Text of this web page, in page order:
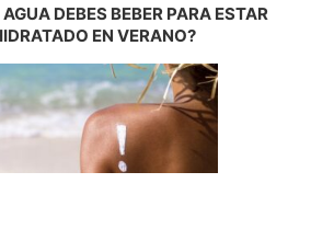
DEBES BEBER PARA ESTAR
EN VERANO?